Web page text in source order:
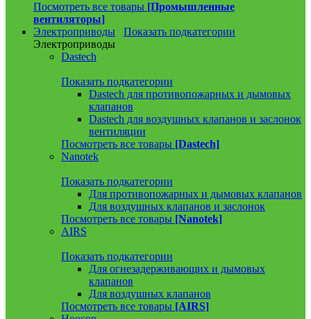
Посмотреть все товары [Промышленные
вентиляторы]
Электроприводы
Показать подкатегории
Электроприводы
Dastech
Показать подкатегории
Dastech для противопожарных и дымовых
клапанов
Dastech для воздушных клапанов и заслонок
вентиляции
Посмотреть все товары [Dastech]
Nanotek
Показать подкатегории
Для противопожарных и дымовых клапанов
Для воздушных клапанов и заслонок
Посмотреть все товары [Nanotek]
AIRS
Показать подкатегории
Для огнезадерживающих и дымовых
клапанов
Для воздушных клапанов
Посмотреть все товары [AIRS]